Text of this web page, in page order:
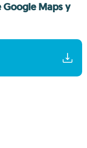
Google Maps y